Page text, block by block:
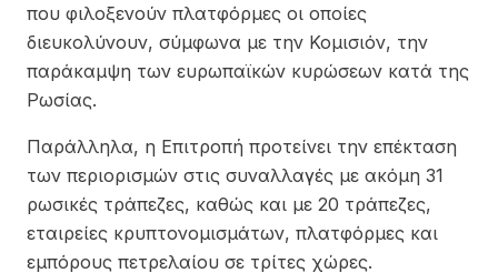
που φιλοξενούν πλατφόρμες οι οποίες
διευκολύνουν, σύμφωνα με την Κομισιόν, την
παράκαμψη των ευρωπαϊκών κυρώσεων κατά της
Ρωσίας.
Παράλληλα, η Επιτροπή προτείνει την επέκταση
των περιορισμών στις συναλλαγές με ακόμη 31
ρωσικές τράπεζες, καθώς και με 20 τράπεζες,
εταιρείες κρυπτονομισμάτων, πλατφόρμες και
εμπόρους πετρελαίου σε τρίτες χώρες.